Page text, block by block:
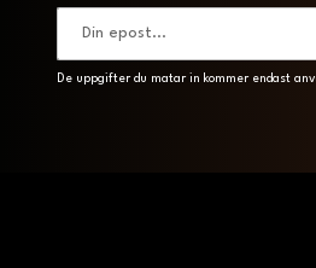
De uppgifter du matar in kommer endast